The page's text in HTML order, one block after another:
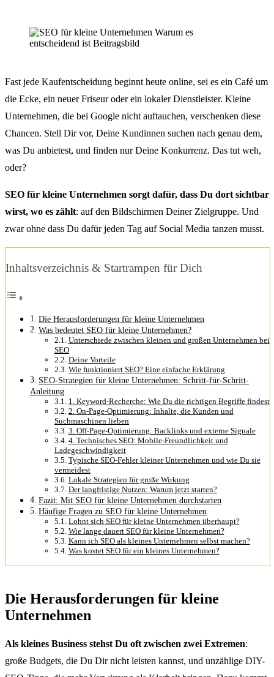
Fast jede Kaufentscheidung beginnt heute online, sei es ein Café um
die Ecke, ein neuer Friseur oder ein lokaler Dienstleister. Kleine
Unternehmen, die bei Google nicht auftauchen, verschenken diese
Chancen. Stell Dir vor, Deine Kundinnen suchen nach genau dem,
was Du anbietest, und finden nur Deine Konkurrenz. Das tut weh,
oder?
SEO für kleine Unternehmen sorgt dafür, dass Du dort sichtbar
wirst, wo es zählt: auf den Bildschirmen Deiner Zielgruppe. Und
zwar ohne dass Du dafür jeden Tag auf Social Media tanzen musst.
Inhaltsverzeichnis & Startrampen für Dich
Die Herausforderungen für kleine Unternehmen
Was bedeutet SEO für kleine Unternehmen?
Unterschiede zwischen kleinen und großen Unternehmen bei
SEO
Deine Vorteile
Wie funktioniert SEO? Eine einfache Erklärung
SEO-Strategien für kleine Unternehmen: Schritt-für-Schritt-
Anleitung
1. Keyword-Recherche: Wie Du die richtigen Begriffe findest
2. On-Page-Optimierung: Inhalte, die Kunden und
Suchmaschinen lieben
3. Off-Page-Optimierung: Backlinks und externe Signale
4. Technisches SEO: Mobile-Freundlichkeit und
Ladegeschwindigkeit
Typische SEO-Fehler kleiner Unternehmen und wie Du sie
vermeidest
Lokale Strategien für große Wirkung
Der langfristige Nutzen: Warum jetzt starten?
Fazit: Mit SEO für kleine Unternehmen durchstarten
Häufige Fragen zu SEO für kleine Unternehmen
Lohnt sich SEO für kleine Unternehmen überhaupt?
Wie lange dauert SEO für kleine Unternehmen?
Kann ich SEO als kleines Unternehmen selbst machen?
Was kostet SEO für ein kleines Unternehmen?
Die Herausforderungen für kleine
Unternehmen
Als kleines Business stehst Du oft zwischen zwei Extremen:
große Budgets, die Du Dir nicht leisten kannst, und unzählige DIY-